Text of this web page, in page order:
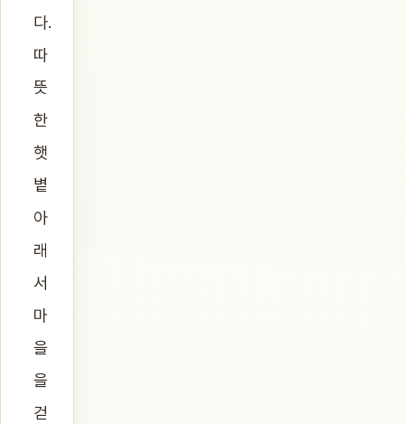
다.
따
뜻
한
햇
볕
아
래
서
마
을
을
걷